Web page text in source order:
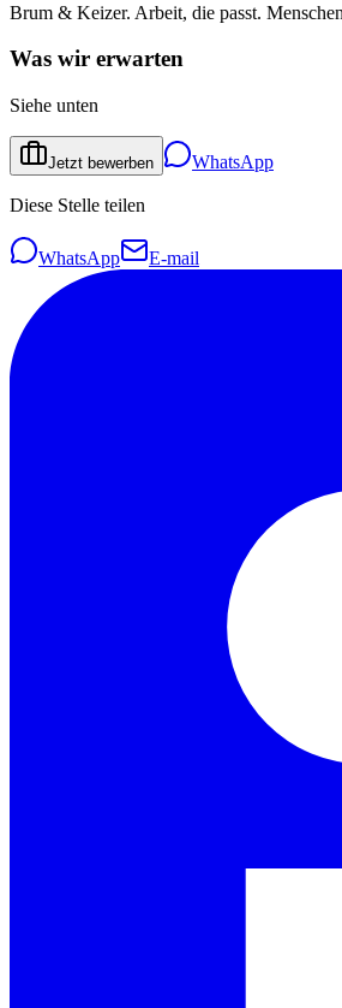
Brum & Keizer. Arbeit, die passt.
Was wir erwarten
Siehe unten
Jetzt bewerben WhatsApp
Diese Stelle teilen
WhatsApp E-mail